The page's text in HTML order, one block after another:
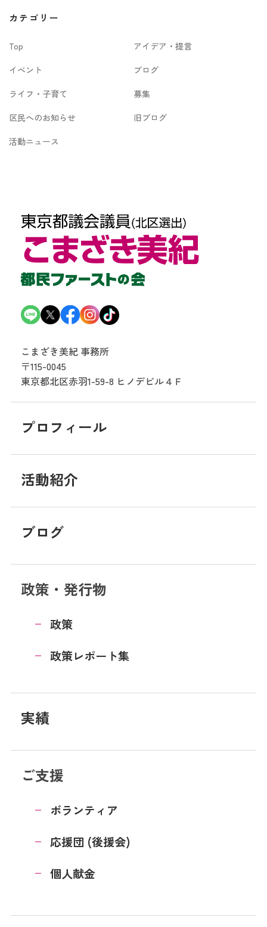
カ
ブ
カテゴリー
Top
アイデア・提言
イベント
ブログ
ライフ・子育て
募集
区民へのお知らせ
旧ブログ
活動ニュース
こまざき美紀 事務所
〒115-0045
東京都北区赤羽1-59-8 ヒノデビル４Ｆ
プロフィール
活動紹介
ブログ
政策・発行物
政策
政策レポート集
実績
ご支援
ボランティア
応援団 (後援会)
個人献金